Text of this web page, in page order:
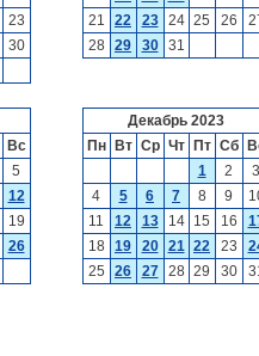
23
30
21
22 23 24 25 26
28
29 30 31
Вс
5
12
19
26
Декабрь 2023
Пн
Вт Ср Чт Пт Сб
1
2
3
4
5 6 7 8 9
11
12 13 14 15 16
18
19 20 21 22 23
25
26 27 28 29 30